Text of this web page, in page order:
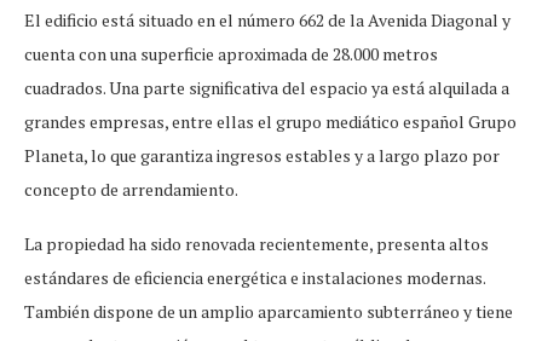
El edificio está situado en el número 662 de la Avenida Diagonal y
cuenta con una superficie aproximada de 28.000 metros
cuadrados. Una parte significativa del espacio ya está alquilada a
grandes empresas, entre ellas el grupo mediático español Grupo
Planeta, lo que garantiza ingresos estables y a largo plazo por
concepto de arrendamiento.
La propiedad ha sido renovada recientemente, presenta altos
estándares de eficiencia energética e instalaciones modernas.
También dispone de un amplio aparcamiento subterráneo y tiene